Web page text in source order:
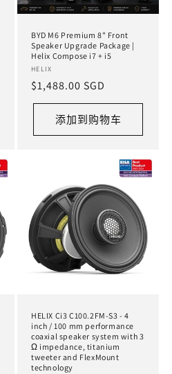
BYD M6 Premium 8" Front
Speaker Upgrade Package |
Helix Compose i7 + i5
厂
商：
HELIX
常
规
格
$1,488.00 SGD
添加到购物车
HELIX Ci3 C100.2FM-S3 - 4
inch / 100 mm performance
coaxial speaker system with 3
Ω impedance, titanium
tweeter and FlexMount
technology